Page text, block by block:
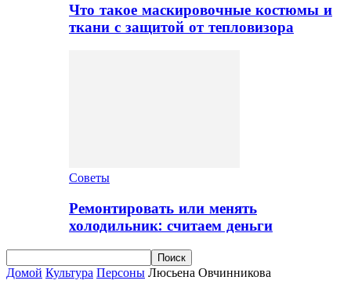
Что такое маскировочные костюмы и
ткани с защитой от тепловизора
Советы
Ремонтировать или менять
холодильник: считаем деньги
Домой Культура Персоны Люсьена Овчинникова